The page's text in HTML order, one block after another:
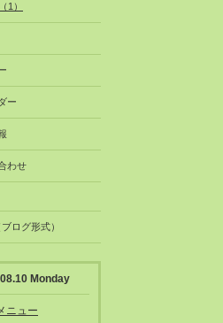
1）
ー
わせ
ログ形式）
Monday
ニュー